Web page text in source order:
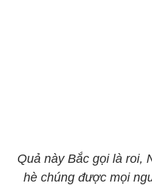
Quả này Bắc gọi là roi,
hè chúng được mọi